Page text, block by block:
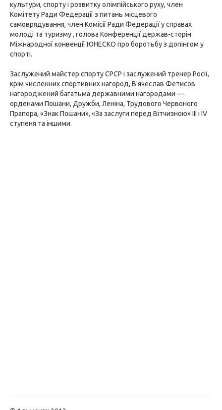
культури, спорту і розвитку олімпійського руху, член
Комітету Ради Федерації з питань місцевого
самоврядування, член Комісії Ради Федерації у справах
молоді та туризму , голова Конференції держав-сторін
Міжнародної конвенції ЮНЕСКО про боротьбу з допінгом у
спорті.
Заслужений майстер спорту СРСР і заслужений тренер Росії,
крім численних спортивних нагород, В'ячеслав Фетисов
нагороджений багатьма державними нагородами —
орденами Пошани, Дружби, Леніна, Трудового Червоного
Прапора, «Знак Пошани», «За заслуги перед Вітчизною» III і IV
ступеня та іншими.